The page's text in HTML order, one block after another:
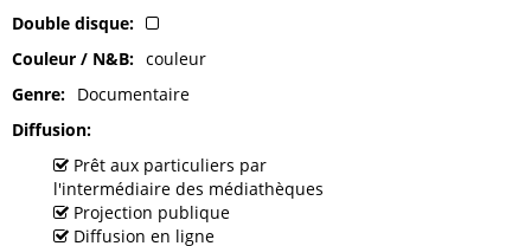
Double disque
Couleur / N&B
couleur
Genre
Documentaire
Diffusion
Prêt aux particuliers par
l'intermédiaire des médiathèques
Projection publique
Diffusion en ligne